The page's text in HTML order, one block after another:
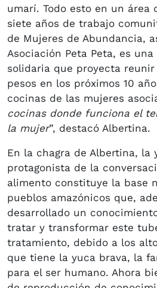
umarí. Todo esto en un área
siete años de trabajo
de Mujeres de Abundancia,
Asociación Peta Peta, es una
solidaria que proyecta
pesos en los próximos 10
cocinas de las mujeres
cocinas donde funciona el
la mujer”, destacó Albertina.
En la chagra de Albertina, la
protagonista de la
alimento constituye la base
pueblos amazónicos que,
desarrollado un
tratar y transformar este
tratamiento, debido a los
que tiene la yuca brava, la
para el ser humano. Ahora